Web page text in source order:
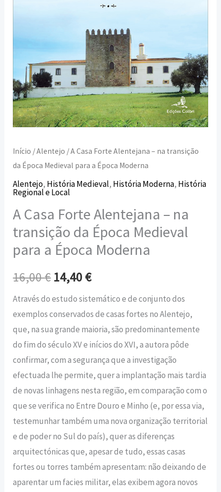
Início /Alentejo / A Casa Forte Alentejana – na transição
da Época Medieval para a Época Moderna
Alentejo, História Medieval, História Moderna, História
Regional e Local
A Casa Forte Alentejana – na
transição da Época Medieval
para a Época Moderna
16,00€ 14,40€
Através do estudo sistemático e de conjunto dos
exemplos conservados de casas fortes no Alentejo,
que, na sua grande maioria, são predominantemente
do fim do século XV e inícios do XVI, a autora pôde
confirmar, com a segurança que a investigação
efectuada lhe permite, quer a implantação mais tardia
de novas linhagens nesta região, em comparação com o
que se verifica no Entre Douro e Minho (e, por essa via,
testemunhar também uma nova organização territorial
e de poder no Sul do país), quer as diferenças
arquitectónicas que, apesar de tudo, essas casas
fortes ou torres também apresentam: não deixando de
aparentar um facies militar, elas exibem agora novos
para
Época
Moderna